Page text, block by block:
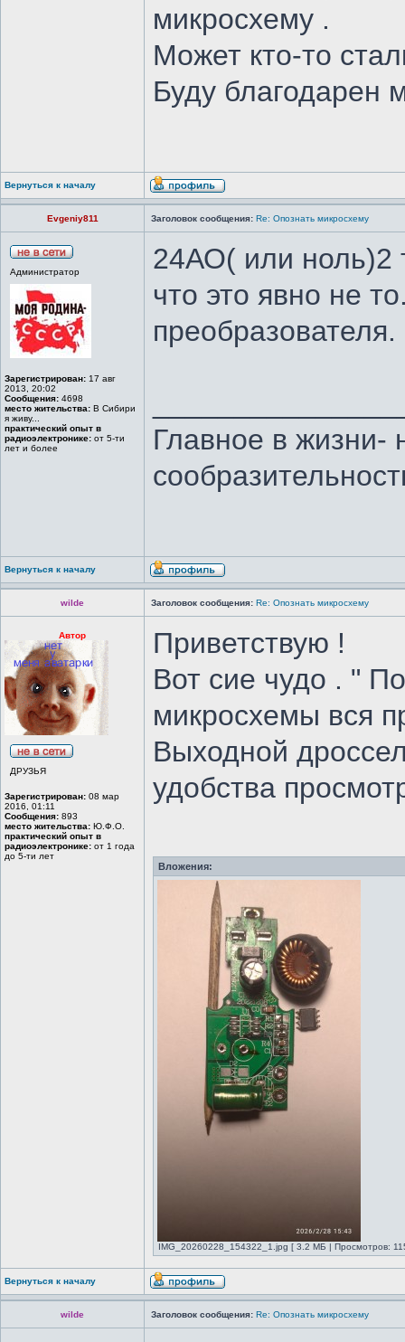
микросхему .
Может кто-то
Буду благодарен
Вернуться к началу
Evgeniy811 Заголовок сообщения: Re: Опознать микросхему
Администратор
Зарегистрирован: 17 авг
2013, 20:02
Сообщения: 4698
место жительства: В Сибири
я живу...
практический опыт в
радиоэлектронике: от 5-ти
лет и более
24АО( или ноль)2
что это явно не
Главное в жизни-
Вернуться к началу
wilde Заголовок сообщения: Re: Опознать микросхему
Автор
ДРУЗЬЯ
Зарегистрирован: 08 мар
2016, 01:11
Сообщения: 893
место жительства: Ю.Ф.О.
практический опыт в
радиоэлектронике: от 1 года
до 5-ти лет
Приветствую !
Вот сие чудо . "
микросхемы вся
Выходной
удобства
Вложения:
IMG_20260228_154322_1.jpg [ 3.2 МБ | Просмотров:
Вернуться к началу
wilde Заголовок сообщения: Re: Опознать микросхему